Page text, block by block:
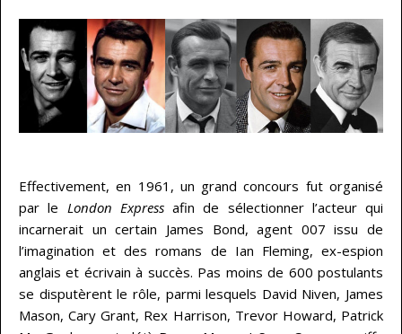
Effectivement, en 1961, un grand concours fut organisé
par le London Expressafin de sélectionner l’acteur qui
incarnerait un certain James Bond, agent 007 issu de
l’imagination et des romans de Ian Fleming, ex-espion
anglais et écrivain à succès. Pas moins de 600 postulants
se disputèrent le rôle, parmi lesquels David Niven, James
Mason, Cary Grant, Rex Harrison, Trevor Howard, Patrick